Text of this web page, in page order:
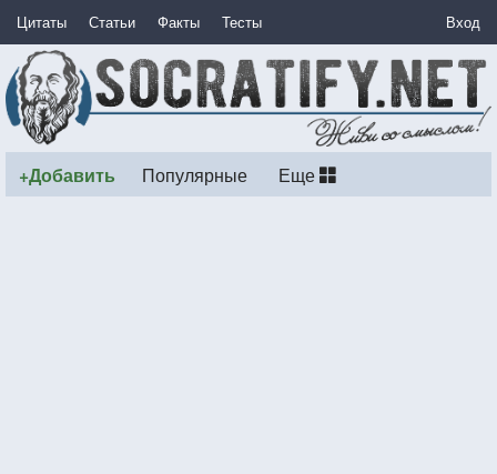
Цитаты Статьи Факты Тесты Вход
+Добавить Популярные Еще